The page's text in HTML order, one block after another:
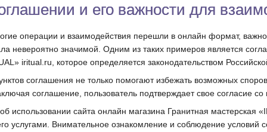
и его важности для
операции и взаимодействия перешли в онлайн формат,
невероятно значимой. Одним из таких примеров является
iritual.ru, которое определяется законодательством
соглашения не только помогают избежать возможных
соглашение, пользователь подтверждает свое согласие
использовании сайта онлайн магазина Гранитная мастерская
услугами. Внимательное ознакомление и соблюдение